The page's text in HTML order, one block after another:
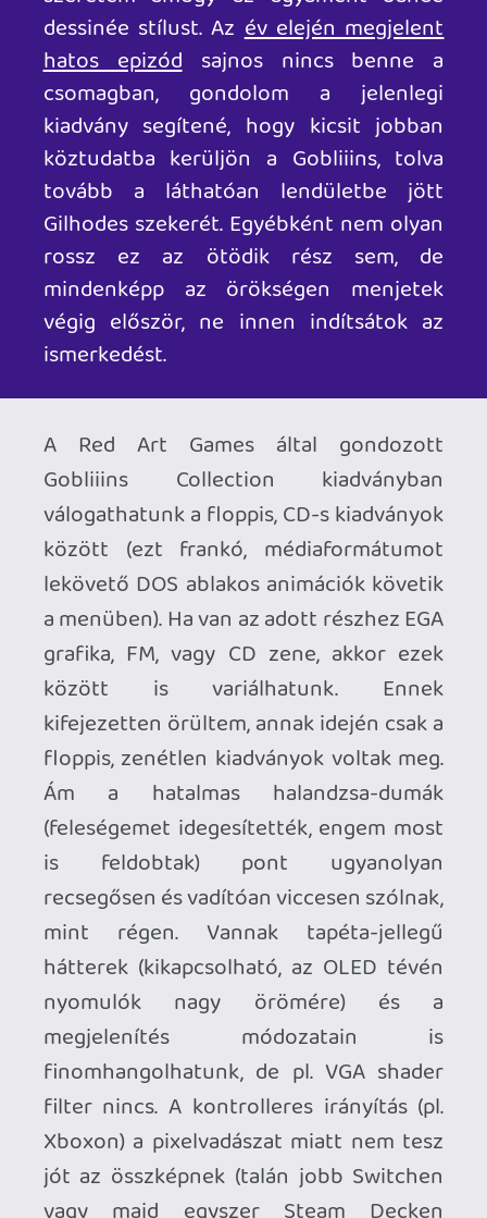
Minden képernyőben lubickoltunk,
elvesztünk a részletekben, kerestük a
(talán jelen sem lévő) rejtett kapcsolókat
és lehetőségeket. Elképzeltük, hogy a
háttérben lévő ház belseje milyen lehet,
hogy mit hoz majd a következő
képernyő. Így motiváltak minket a
készítők, a kíváncsiság hajtott minket
előre... Ezek csodás emlékek, és már csak
emiatt is megérte nekem elővenni ezt a
bizarr módon szerethető kis
goblincsapatot. Újoncoknak,
gyerekeknek csak szülői rávezetéssel fog
értéket mutatni. Azok pedig, akik sose
szerették, szerintem most sem fognak
adni a mutatványnak. A Gobliiins
korlenyomat, ami bőven mutat
mélységet, kihívást és jutalomérzetet a
kaland/puzzle mechanikákra éhes
játékosoknak. Azt viszont bizton
mondhatom, hogy ha egyszer a király
ismét bajba kerül, és a lakásod ajtaján
manó, ne nyiss nekik ajtót, mert
szétkapják még a vécét is nagy
igyekezetükben...
Gobliiins Collection |FEJLESZTŐ: Coktel
Vision/Red Art Games |KIADÓ : Red Art
Games |PLATFORM: PS5, XBOX Series S/X
, Switch, érdekes módon a játék Steam
kiadása még várat magára, egyelőre csak
konzolra érkezett a kiadvány |
MEGJELENÉS: 2025. 05. 27. | ÁR: kb. 9.000
Ft | A kódot a kiadótól kaptuk tesztelésre,
köszönjük!